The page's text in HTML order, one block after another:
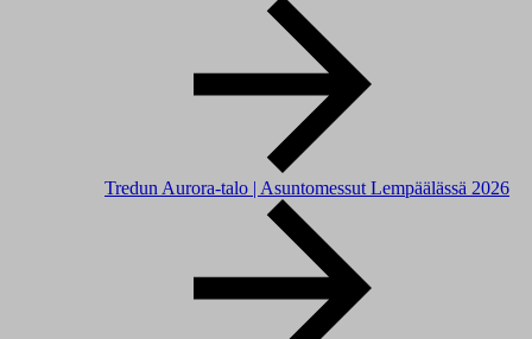
Tredun Aurora-talo | Asuntomessut Lempäälässä 2026